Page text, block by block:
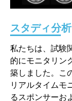
スタディ分
私たちは、試験
的にモニタリン
築しました。こ
リアルタイムモ
るスポンサーお